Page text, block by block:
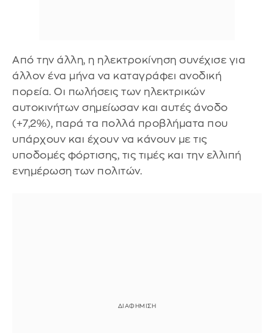
Από την άλλη, η ηλεκτροκίνηση συνέχισε για
άλλον ένα μήνα να καταγράφει ανοδική
πορεία. Οι πωλήσεις των ηλεκτρικών
αυτοκινήτων σημείωσαν και αυτές άνοδο
(+7,2%), παρά τα πολλά προβλήματα που
υπάρχουν και έχουν να κάνουν με τις
υποδομές φόρτισης, τις τιμές και την ελλιπή
ενημέρωση των πολιτών.